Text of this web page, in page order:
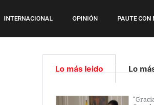
INTERNACIONAL OPINIÓN PAUTE CON
Lo más leido Lo